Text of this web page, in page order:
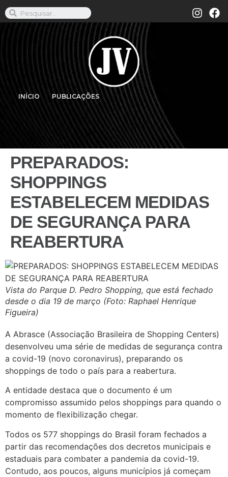
INÍCIO PUBLICAÇÕES
PREPARADOS:
SHOPPINGS
ESTABELECEM MEDIDAS
DE SEGURANÇA PARA
REABERTURA
Vista do Parque D. Pedro Shopping, que está fechado
desde o dia 19 de março (Foto: Raphael Henrique
Figueira)
A Abrasce (Associação Brasileira de Shopping Centers)
desenvolveu uma série de medidas de segurança contra
a covid-19 (novo coronavirus), preparando os
shoppings de todo o país para a reabertura.
A entidade destaca que o documento é um
compromisso assumido pelos shoppings para quando o
momento de flexibilização chegar.
Todos os 577 shoppings do Brasil foram fechados a
partir das recomendações dos decretos municipais e
estaduais para combater a pandemia da covid-19.
Contudo, aos poucos, alguns municípios já começam